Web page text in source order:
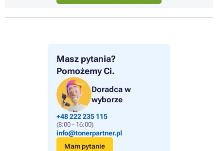
Masz pytania?
Pomożemy Ci.
Doradca w
wyborze
+48 222 235 115
(8:00 - 16:00)
info@tonerpartner.pl
Mam pytanie